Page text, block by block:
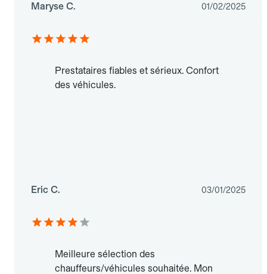
Maryse C. 01/02/2025
Prestataires fiables et sérieux. Confort
des véhicules.
Eric C. 03/01/2025
Meilleure sélection des
chauffeurs/véhicules souhaitée. Mon